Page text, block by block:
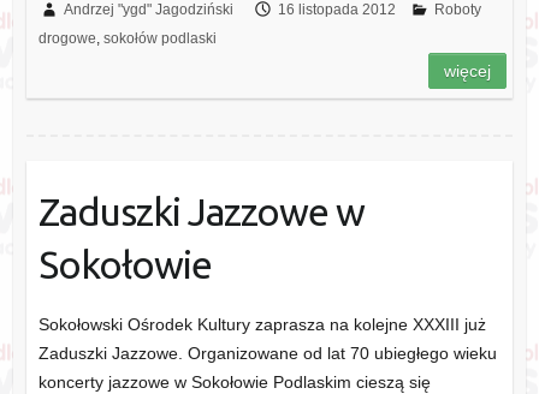
Andrzej "ygd" Jagodziński 16 listopada 2012
Roboty
drogowe, sokołów podlaski
więcej
Zaduszki Jazzowe w
Sokołowie
Sokołowski Ośrodek Kultury zaprasza na kolejne XXXIII już
Zaduszki Jazzowe. Organizowane od lat 70 ubiegłego wieku
koncerty jazzowe w Sokołowie Podlaskim cieszą się